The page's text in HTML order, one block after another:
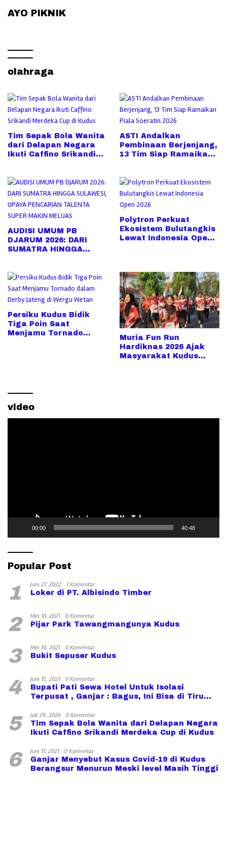
AYO PIKNIK
olahraga
Tim Sepak Bola Wanita
dari Delapan Negara
Ikuti Caffino Srikandi
ASTI Andalkan
Pembinaan Berjenjang,
13 Tim Siap Ramaikan
AUDISI UMUM PB
DJARUM 2026: DARI
SUMATRA HINGGA
SUPER MAKIN MELUAS
Polytron Perkuat
Ekosistem Bulutangkis
Lewat Indonesia Open
Persiku Kudus Bidik
Tiga Poin Saat
Menjamu Tornado
Muria Fun Run
Hardiknas 2026 Ajak
Masyarakat Kudus
video
00:00 40:48
Popular Post
1 Juni 27, 2022
1 Komentar
Loker di PT. Albisindo Timber
2 Mei 10, 2021
0 Komentar
Pijar Park Tawangmangunya Kudus
3 Mei 10, 2021
0 Komentar
Bukit Sepuser Kudus
4 Juni 15, 2021
0 Komentar
Bupati Pati Sewa Hotel Untuk Isolasi
Terpusat , Ganjar : Bagus, Ini Bisa di Tiru
5 Juli 29, 2026
0 Komentar
Tim Sepak Bola Wanita dari Delapan Negara
Ikuti Caffino Srikandi Merdeka Cup di Kudus
6 Juni 17, 2021
0 Komentar
Ganjar Menyebut Kasus Covid-19 di Kudus
Berangsur Menurun Meski level Masih Tinggi